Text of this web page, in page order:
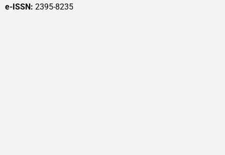
e-ISSN: 2395-8235